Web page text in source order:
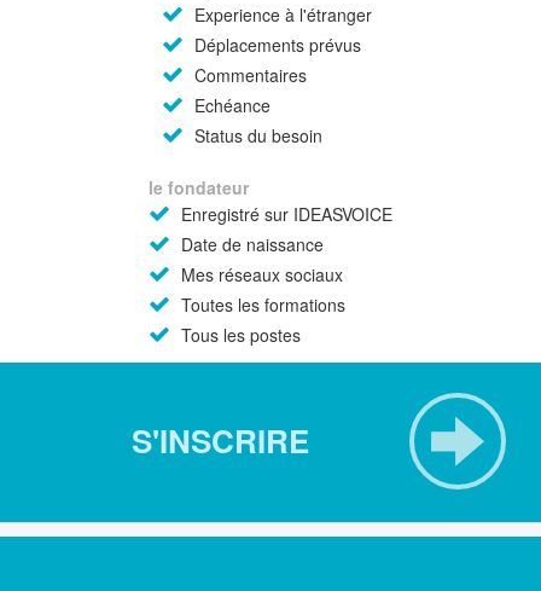
Experience à l'étranger
Déplacements prévus
Commentaires
Echéance
Status du besoin
le fondateur
Enregistré sur IDEASVOICE
Date de naissance
Mes réseaux sociaux
Toutes les formations
Tous les postes
S'INSCRIRE